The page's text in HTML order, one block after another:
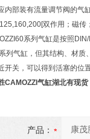
内部装有流量调节阀的气
双作用；磁传
系列气缸是按照
列气缸，但其结构、材质
开关，可以得到活塞的位
CAMOZZI气缸湖北有现
产品：